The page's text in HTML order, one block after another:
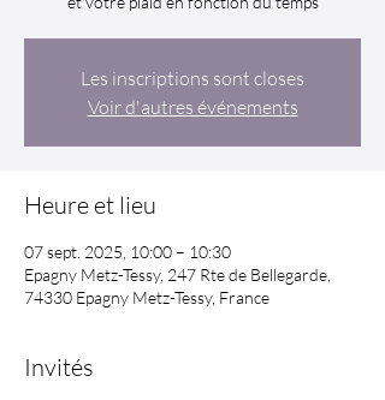
Les inscriptions sont closes
Voir d'autres événements
Heure et lieu
07 sept. 2025, 10:00 – 10:30
Epagny Metz-Tessy, 247 Rte de Bellegarde,
74330 Epagny Metz-Tessy, France
Invités